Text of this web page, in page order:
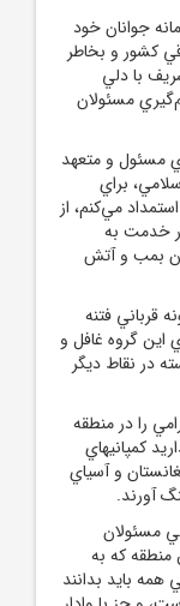
جوانان خود
کشور و بخاطر
با دلي
مسئولان
مسئول و متعهد
براي
مي‌کنم، از
خدمت به
بمب و آتش
قرباني فتنه‌
اين گروه غافل و
در نقاط ديگر
را در منطقه
کمپانيهاي
و آسياي
آورند.
مسئولان
منطقه که به
همه بايد بدانند